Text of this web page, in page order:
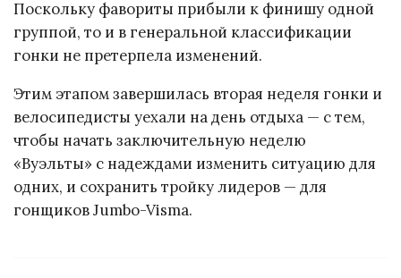
Поскольку фавориты прибыли к финишу одной
группой, то и в генеральной классификации
гонки не претерпела изменений.
Этим этапом завершилась вторая неделя гонки и
велосипедисты уехали на день отдыха — с тем,
чтобы начать заключительную неделю
«Вуэльты» с надеждами изменить ситуацию для
одних, и сохранить тройку лидеров — для
гонщиков Jumbo-Visma.